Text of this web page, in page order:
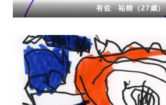
有佐 祐樹（27歳）